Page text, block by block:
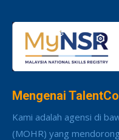
Mengenai
Kami adalah agensi di
(MOHR) yang